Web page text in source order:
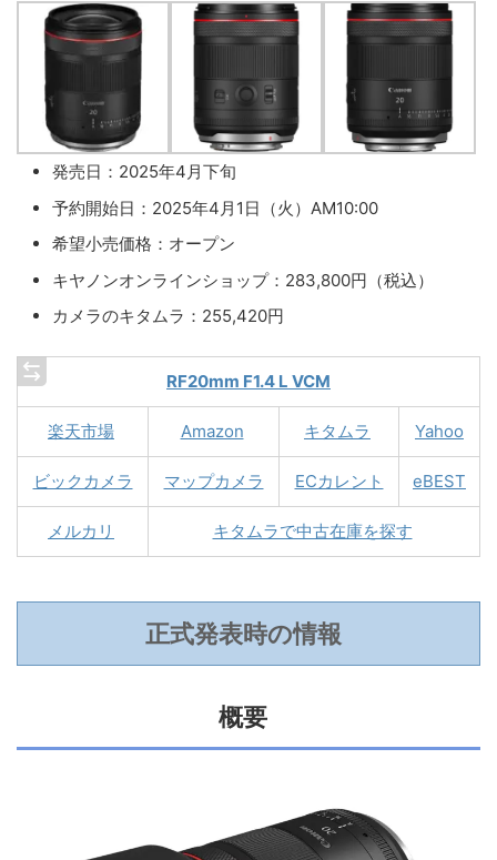
発売日：2025年4月下旬
予約開始日：2025年4月1日（火）AM10:00
希望小売価格：オープン
キヤノンオンラインショップ：283,800円（税込）
カメラのキタムラ：255,420円
RF20mm F1.4 L VCM
楽天市場 Amazon キタムラ Yahoo
ビックカメラ マップカメラ ECカレント eBEST
メルカリ キタムラで中古在庫を探す
正式発表時の情報
概要